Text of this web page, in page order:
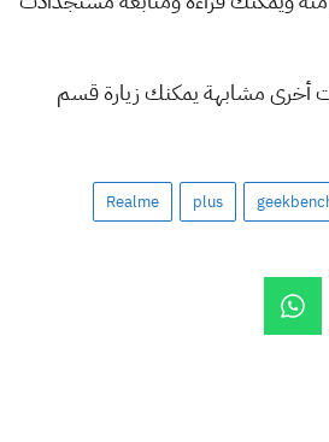
أخرى مشابهة يمكنك زيارة قسم
plus
Realme